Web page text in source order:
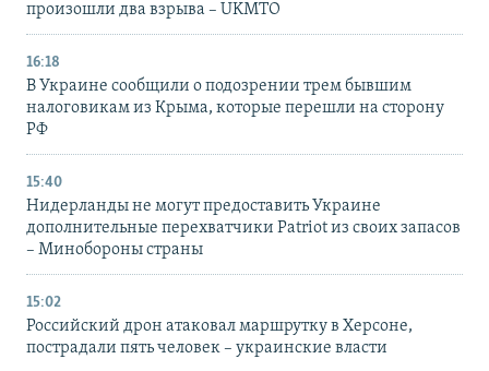
произошли два взрыва – UKMTO
16:18
В Украине сообщили о подозрении трем бывшим
налоговикам из Крыма, которые перешли на сторону
РФ
15:40
Нидерланды не могут предоставить Украине
дополнительные перехватчики Patriot из своих запасов
– Минобороны страны
15:02
Российский дрон атаковал маршрутку в Херсоне,
пострадали пять человек – украинские власти